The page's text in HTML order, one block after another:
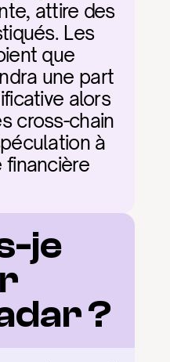
attire des
Les
que
une part
alors
cross-chain
à
je
?